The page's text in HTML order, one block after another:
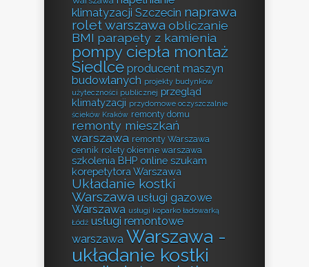
klimatyzacji Szczecin naprawa
rolet warszawa obliczanie
BMI parapety z kamienia
pompy ciepła montaż
Siedlce producent maszyn
budowlanych projekty budynków
użyteczności publicznej przegląd
klimatyzacji przydomowe oczyszczalnie
ścieków Kraków remonty domu
remonty mieszkań
warszawa remonty Warszawa
cennik rolety okienne warszawa
szkolenia BHP online szukam
korepetytora Warszawa
Układanie kostki
Warszawa usługi gazowe
Warszawa usługi koparko ładowarką
Łódź usługi remontowe
warszawa Warszawa -
układanie kostki